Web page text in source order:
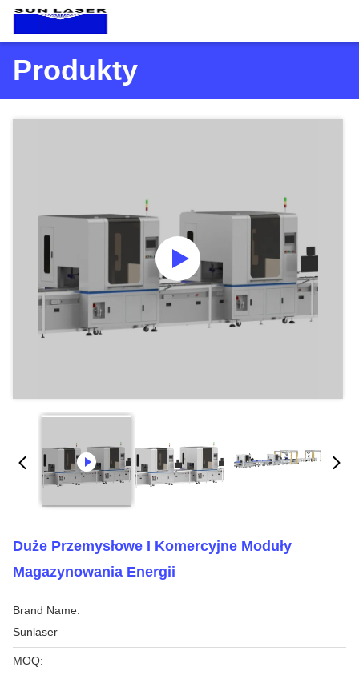
Produkty
Duże Przemysłowe I Komercyjne Moduły
Magazynowania Energii
Brand Name:
Sunlaser
MOQ: